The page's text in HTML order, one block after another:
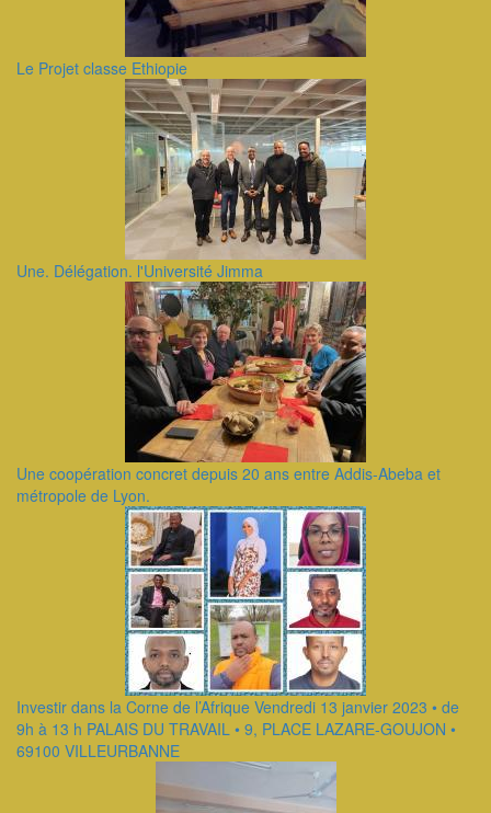
Le Projet classe Ethiopie
Une. Délégation. l'Université Jimma
Une coopération concret depuis 20 ans entre Addis-Abeba et
métropole de Lyon.
Investir dans la Corne de l’Afrique Vendredi 13 janvier 2023 • de
9h à 13 h PALAIS DU TRAVAIL • 9, PLACE LAZARE-GOUJON •
69100 VILLEURBANNE